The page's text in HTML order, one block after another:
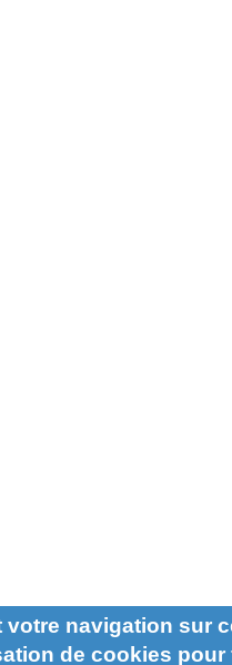
votre navigation sur
de cookies pour